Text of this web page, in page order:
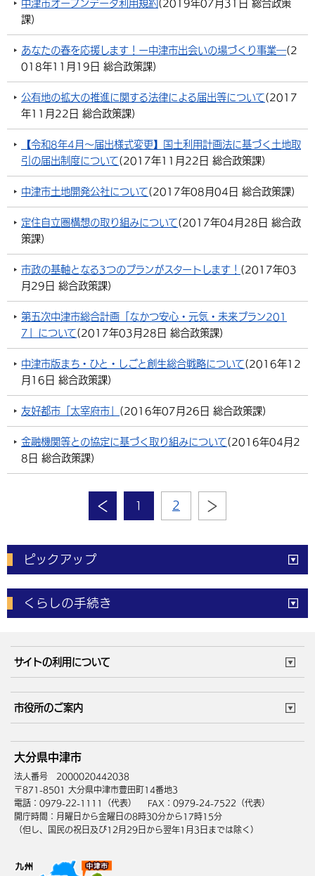
中津市オープンデータ利用規約(2019年07月31日 総合政策
課)
あなたの春を応援します！ー中津市出会いの場づくり事業―(2
018年11月19日 総合政策課)
公有地の拡大の推進に関する法律による届出等について(2017
年11月22日 総合政策課)
【令和8年4月〜届出様式変更】国土利用計画法に基づく土地取
引の届出制度について(2017年11月22日 総合政策課)
中津市土地開発公社について(2017年08月04日 総合政策課)
定住自立圏構想の取り組みについて(2017年04月28日 総合政
策課)
市政の基軸となる3つのプランがスタートします！ (2017年03
月29日 総合政策課)
第五次中津市総合計画「なかつ安心・元気・未来プラン201
7」について(2017年03月28日 総合政策課)
中津市版まち・ひと・しごと創生総合戦略について(2016年12
月16日 総合政策課)
友好都市「太宰府市」 (2016年07月26日 総合政策課)
金融機関等との協定に基づく取り組みについて(2016年04月2
8日 総合政策課)
1 2
ピックアップ
電子申請 窓口の混雑状況
体育施設予約状況 ご意見・ご要望
くらしの手続き
成人・仕事
住まい・引越 ごみ・環境
健康・医療 障がい・福祉
高齢・介護
サイトの利用について
サイトマップ
市役所のご案内
庁舎地図 組織案内
中津市へのアクセス
大分県中津市
法人番号 2000020442038
〒871-8501 大分県中津市豊田町14番地3
電話：0979-22-1111（代表）
FAX：0979-24-7522（代表）
開庁時間：月曜日から金曜日の8時30分から17時15分
（但し、国民の祝日及び12月29日から翌年1月3日までは除く）